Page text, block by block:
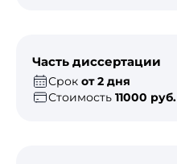
Часть диссертации
Срок от 2 дня
Стоимость 11000 руб.